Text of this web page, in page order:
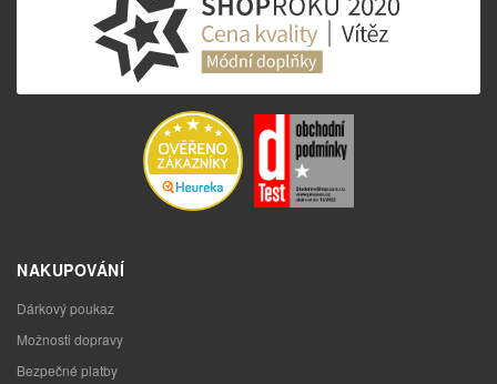
NAKUPOVÁNÍ
Dárkový poukaz
Možnosti dopravy
Bezpečné platby